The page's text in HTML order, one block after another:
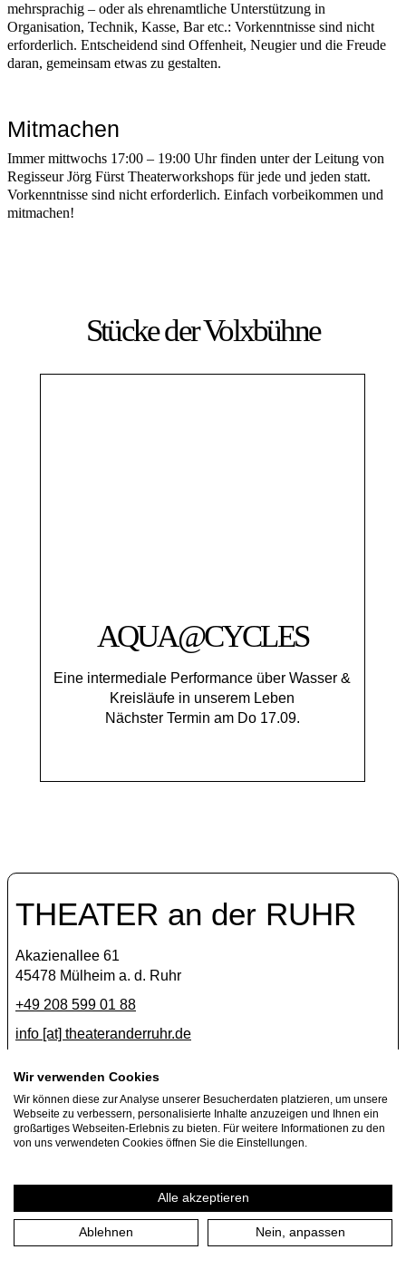
mehrsprachig – oder als ehrenamtliche Unterstützung in
Organisation, Technik, Kasse, Bar etc.: Vorkenntnisse sind nicht
erforderlich. Entscheidend sind Offenheit, Neugier und die Freude
daran, gemeinsam etwas zu gestalten.
Mitmachen
Immer mittwochs 17:00 – 19:00 Uhr finden unter der Leitung von
Regisseur Jörg Fürst Theaterworkshops für jede und jeden statt.
Vorkenntnisse sind nicht erforderlich. Einfach vorbeikommen und
mitmachen!
Stücke der Volxbühne
AQUA@CYCLES
Eine intermediale Performance über Wasser &
Kreisläufe in unserem Leben
Nächster Termin am Do 17.09.
THEATER an der RUHR
Akazienallee 61
45478 Mülheim a. d. Ruhr
+49 208 599 01 88
info [​at​] theateranderruhr.de
Facebook
Instagram
Newsletter
Datenschutzerklärung Cookie-Einstellungen
Wir verwenden Cookies
Wir können diese zur Analyse unserer Besucherdaten platzieren, um unsere
Webseite zu verbessern, personalisierte Inhalte anzuzeigen und Ihnen ein
großartiges Webseiten-Erlebnis zu bieten. Für weitere Informationen zu den
von uns verwendeten Cookies öffnen Sie die Einstellungen.
Alle akzeptieren
Ablehnen Nein, anpassen